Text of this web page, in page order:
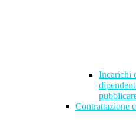
Incarichi
Contrattazione